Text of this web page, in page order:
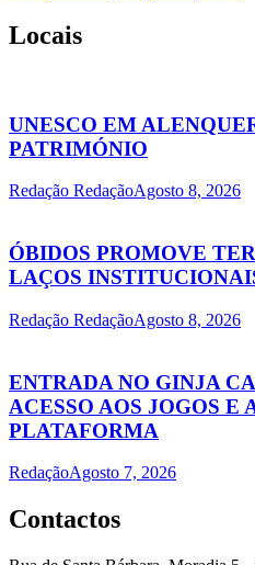
Locais
UNESCO EM
PATRIMÓNIO
Redação RedaçãoAgosto 8, 2026
ÓBIDOS PROMOVE
LAÇOS
Redação RedaçãoAgosto 8, 2026
ENTRADA NO GINJA
ACESSO AOS JOGOS E
PLATAFORMA
RedaçãoAgosto 7, 2026
Contactos